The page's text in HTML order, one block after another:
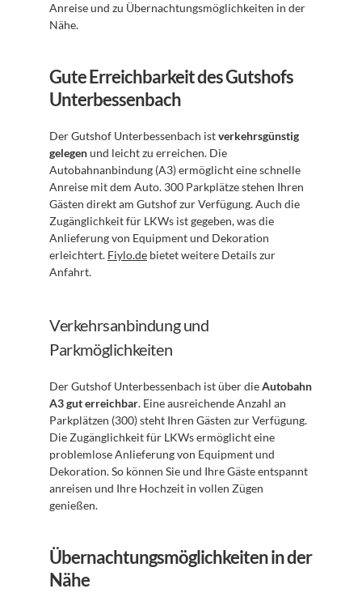
Anreise und zu Übernachtungsmöglichkeiten in der
Nähe.
Gute Erreichbarkeit des Gutshofs
Unterbessenbach
Der Gutshof Unterbessenbach ist verkehrsgünstig
gelegen und leicht zu erreichen. Die
Autobahnanbindung (A3) ermöglicht eine schnelle
Anreise mit dem Auto. 300 Parkplätze stehen Ihren
Gästen direkt am Gutshof zur Verfügung. Auch die
Zugänglichkeit für LKWs ist gegeben, was die
Anlieferung von Equipment und Dekoration
erleichtert. Fiylo.de bietet weitere Details zur
Anfahrt.
Verkehrsanbindung und
Parkmöglichkeiten
Der Gutshof Unterbessenbach ist über die Autobahn
A3 gut erreichbar. Eine ausreichende Anzahl an
Parkplätzen (300) steht Ihren Gästen zur Verfügung.
Die Zugänglichkeit für LKWs ermöglicht eine
problemlose Anlieferung von Equipment und
Dekoration. So können Sie und Ihre Gäste entspannt
anreisen und Ihre Hochzeit in vollen Zügen
genießen.
Übernachtungsmöglichkeiten in der
Nähe